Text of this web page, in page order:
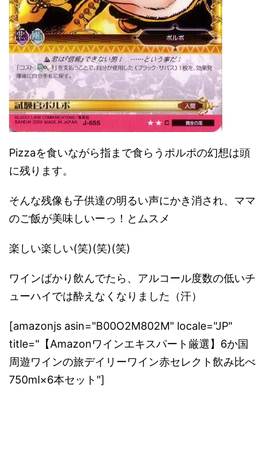
Pizzaを食いながら指まで食らうポルポの幻想は頭
に残ります。
そんな残像も子供達の明るい声にかき消され、ママ
のご飯が美味しいーっ！とムスメ
楽しい楽しい(笑)(笑)(笑)
ワインばかり飲んでたら、アルコール度数の低いチ
ューハイでは酔えなくなりました（汗）
[amazonjs asin="B00O2M802M" locale="JP"
title="【Amazonワインエキスパート厳選】6か国
周遊ワインの旅デイリーワイン赤セレクト飲み比べ
750ml×6本セット"]